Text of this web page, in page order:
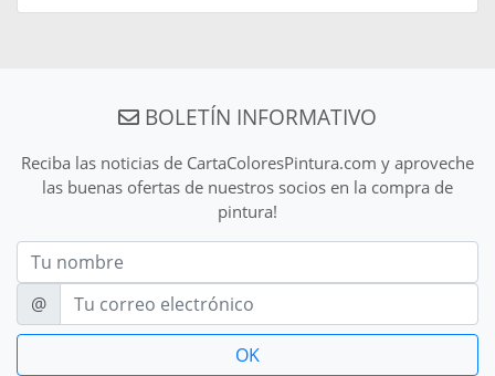
BOLETÍN INFORMATIVO
Reciba las noticias de CartaColoresPintura.com y aproveche
las buenas ofertas de nuestros socios en la compra de
pintura!
Nom
E-mail
@